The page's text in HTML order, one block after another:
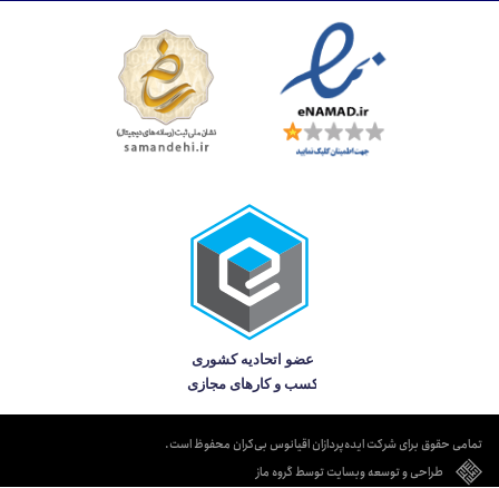
تمامی حقوق برای شرکت ایده‌پردازان اقیانوس بی‌کران محفوظ است.
طراحی و توسعه وبسایت توسط گروه ماز